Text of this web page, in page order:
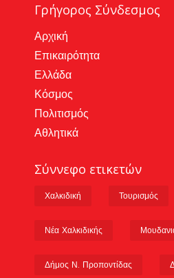
Γρήγορος Σύνδεσμος
Αρχική
Επικαιρότητα
Ελλάδα
Κόσμος
Πολιτισμός
Αθλητικά
Σύννεφο ετικετών
Χαλκιδική Τουρισμός
Νέα Χαλκιδικής
Δήμος Ν. Προποντίδας